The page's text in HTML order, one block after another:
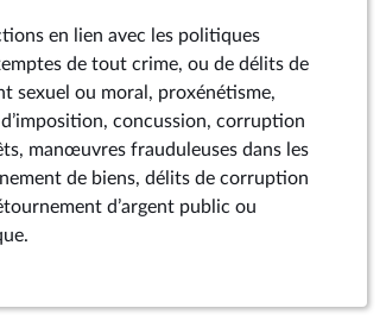
en lien avec les politiques
de tout crime, ou de délits de
sexuel ou moral, proxénétisme,
concussion, corruption
manœuvres frauduleuses dans les
de biens, délits de corruption
d’argent public ou